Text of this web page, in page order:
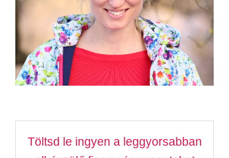
Töltsd le ingyen a leggyorsabban